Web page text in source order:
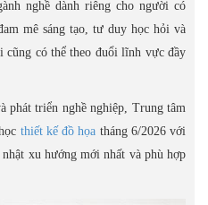
nghề dành riêng cho người có
mê sáng tạo, tư duy học hỏi và
cũng có thể theo đuổi lĩnh vực đầy
phát triển nghề nghiệp, Trung tâm
thiết kế đồ họa tháng 6/2026 với
xu hướng mới nhất và phù hợp